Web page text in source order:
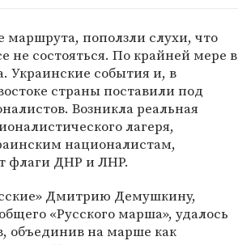
маршрута, поползли слухи, что
не состояться. По крайней мере в
Украинские события и, в
страны поставили под
Возникла реальная
лагеря,
националистам,
флаги ДНР и ЛНР.
Дмитрию Демушкину,
«Русского марша», удалось
объединив на марше как